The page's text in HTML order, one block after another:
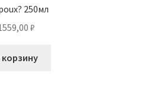
250мл
₽
корзину